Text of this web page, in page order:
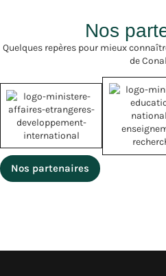
professeur de SVT,
plusieurs cœurs ont été
réalisés (en bois, […]
Nos
Quelques repères pour mieux
de
Nos partenaires